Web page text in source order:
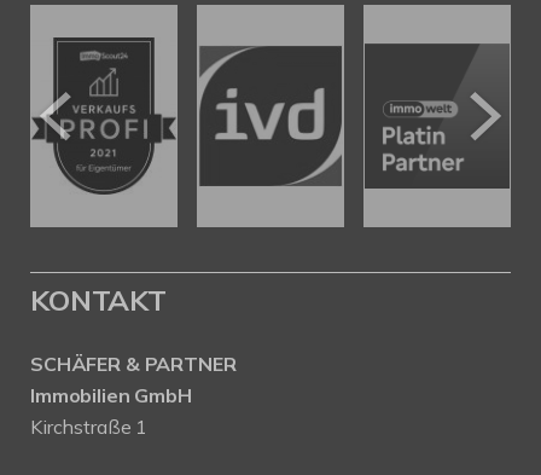
KONTAKT
SCHÄFER & PARTNER
Immobilien GmbH
Kirchstraße 1